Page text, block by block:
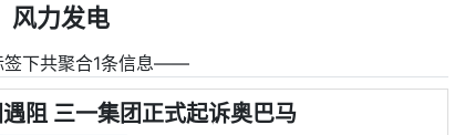
风力发电
下共聚合1条信息――
阻 三一集团正式起诉奥巴马